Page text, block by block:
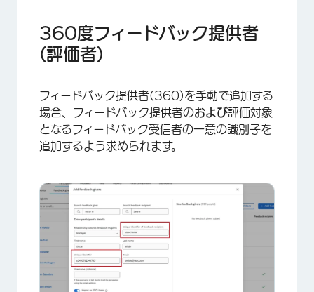
×
360度フィードバック提供者
(評価者)
フィードバック提供者(360)を手動で追加する
場合、フィードバック提供者のおよび評価対象
となるフィードバック受信者の一意の識別子を
追加するよう求められます。